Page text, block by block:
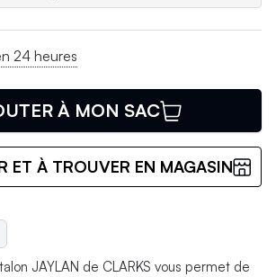
24 heures
À MON SAC
ET À TROUVER EN MAGASIN
JAYLAN de CLARKS vous permet de